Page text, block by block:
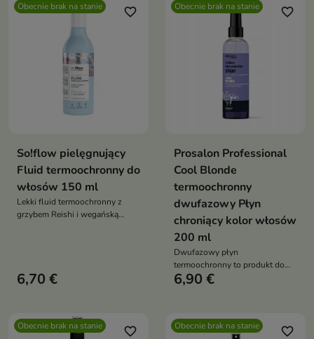
rozdwajaniem końcówek
Obecnie brak na stanie favorite_border
So!flow pielęgnujący
Fluid termoochronny do
włosów 150 ml
Lekki fluid termoochronny z
grzybem Reishi i wegańską
6,70 €
Obecnie brak na stanie favorite_border
Prosalon Professional
Cool Blonde
termoochronny
dwufazowy Płyn
chroniący kolor włosów
200 ml
Dwufazowy płyn
termoochronny to produkt do
pielęgnacji włosów blond,
6,90 €
Obecnie brak na stanie favorite_border Obecnie brak na stanie favorite_border